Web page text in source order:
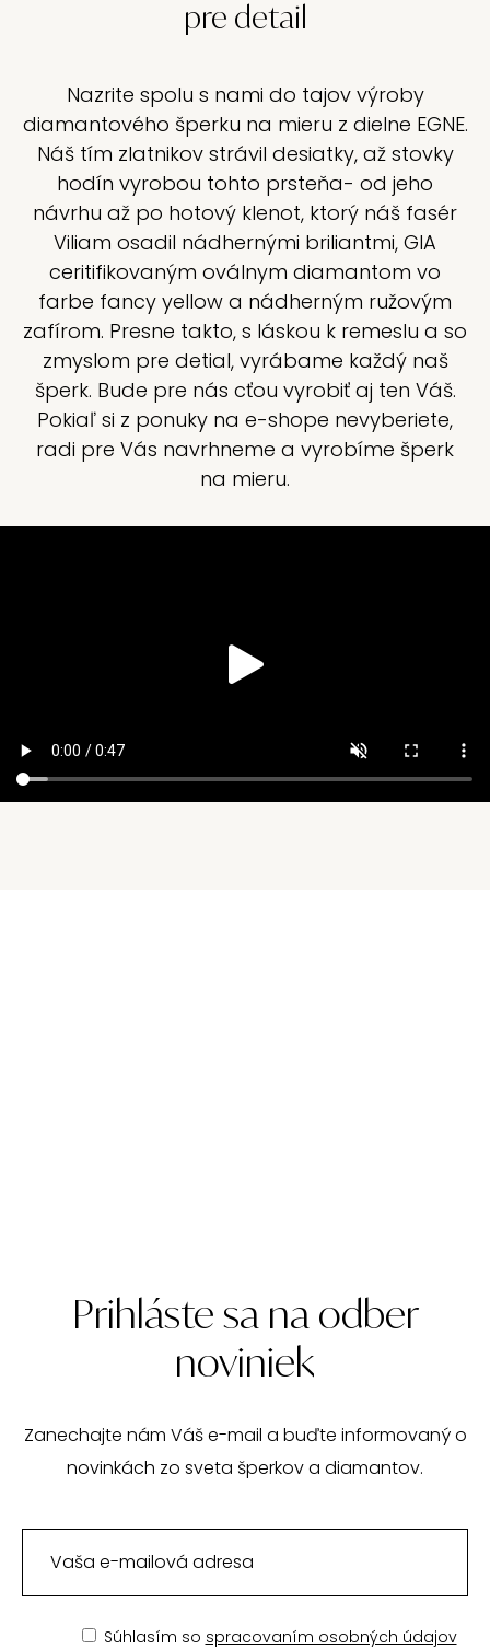
pre detail
Nazrite spolu s nami do tajov výroby
diamantového šperku na mieru z dielne EGNE.
Náš tím zlatnikov strávil desiatky, až stovky
hodín vyrobou tohto prsteňa- od jeho
návrhu až po hotový klenot, ktorý náš fasér
Viliam osadil nádhernými briliantmi, GIA
ceritifikovaným oválnym diamantom vo
farbe fancy yellow a nádherným ružovým
zafírom. Presne takto, s láskou k remeslu a so
zmyslom pre detial, vyrábame každý naš
šperk. Bude pre nás cťou vyrobiť aj ten Váš.
Pokiaľ si z ponuky na e-shope nevyberiete,
radi pre Vás navrhneme a vyrobíme šperk
na mieru.
Prihláste sa na odber
noviniek
Zanechajte nám Váš e-mail a buďte informovaný o
novinkách zo sveta šperkov a diamantov.
Súhlasím so spracovaním osobných údajov